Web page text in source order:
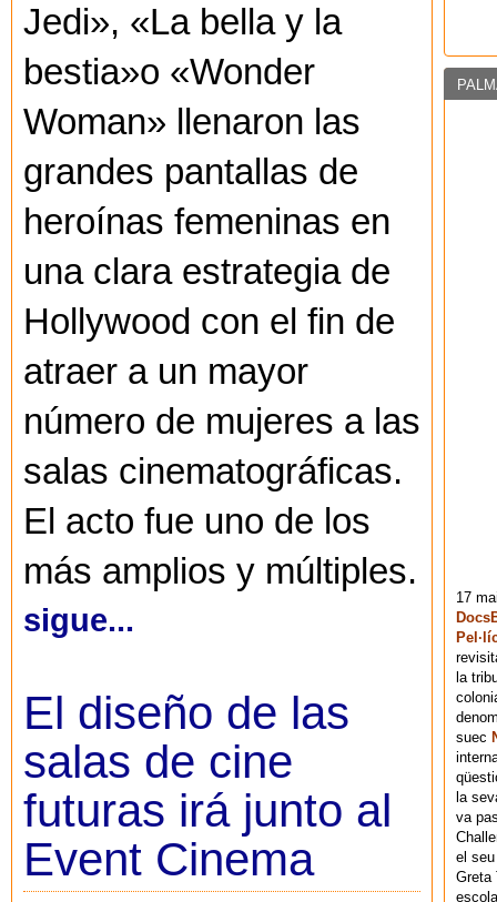
Jedi», «La bella y la
bestia»o «Wonder
Woman» llenaron las
grandes pantallas de
heroínas femeninas en
una clara estrategia de
Hollywood con el fin de
atraer a un mayor
número de mujeres a las
salas cinematográficas.
El acto fue uno de los
más amplios y múltiples.
sigue...
El diseño de las
salas de cine
futuras irá junto al
Event Cinema
17
la
suec
la
va
el
Greta